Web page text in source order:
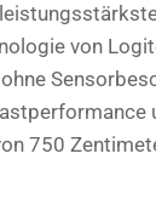
von
750